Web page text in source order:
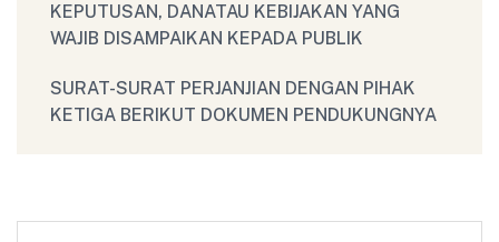
KEPUTUSAN, DANATAU KEBIJAKAN YANG
WAJIB DISAMPAIKAN KEPADA PUBLIK
SURAT-SURAT PERJANJIAN DENGAN PIHAK
KETIGA BERIKUT DOKUMEN PENDUKUNGNYA